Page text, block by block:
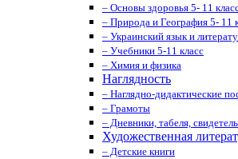
– Основы здоровья 5- 11
– Природа и География 5- 11
– Украинский язык и
– Учебники 5-11 класс
– Химия и физика
Наглядность
– Наглядно-дидактические
– Грамоты
– Дневники, табеля,
Художественная
– Детские книги